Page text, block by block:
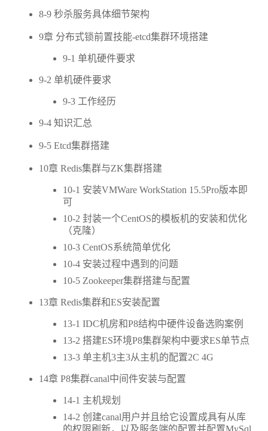
8-9 秒杀服务具体细节架构
9章 分布式锁前置技能-etcd集群环境搭建
9-1 单机硬件要求
9-2 单机硬件要求
9-3 工作经历
9-4 知识汇总
9-5 Etcd集群搭建
10章 Redis集群与ZK集群搭建
10-1 安装VMWare WorkStation 15.5Pro版本即
可
10-2 封装一个CentOS的模板机的安装和优化
（克隆）
10-3 CentOS系统简单优化
10-4 安装过程中遇到的问题
10-5 Zookeeper集群搭建与配置
13章 Redis集群和ES安装配置
13-1 IDC机房和P8结构中硬件设备选购案例
13-2 搭建ES环境P8集群架构中要求ES单节点
13-3 单主机3主3从主机的配置2C 4G
14章 P8集群canal中间件安装与配置
14-1 主机规划
14-2 创建canal用户并且给它设置成具有从库
的权限刷新，以及服务端的配置并配置MySql